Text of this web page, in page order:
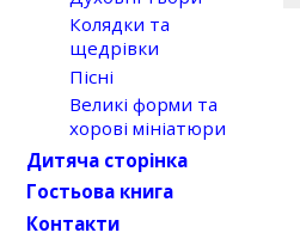
Колядки та
щедрівки
Пісні
Великі форми та
хорові мініатюри
Дитяча сторінка
Гостьова книга
Контакти